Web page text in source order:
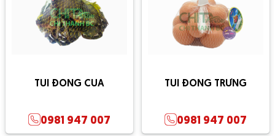
TÚI ĐÓNG CUA
0981 947 007
TÚI ĐÓNG TRỨNG
0981 947 007